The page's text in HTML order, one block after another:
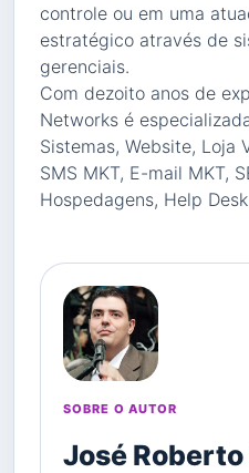
controle ou em uma
estratégico através de
gerenciais.
Com dezoito anos de
Networks é
Sistemas, Website, Loja
SMS MKT, E-mail MKT,
Hospedagens, Help
SOBRE O AUTOR
José